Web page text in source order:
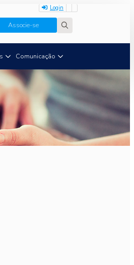
Login
Associe-se
Comunicação